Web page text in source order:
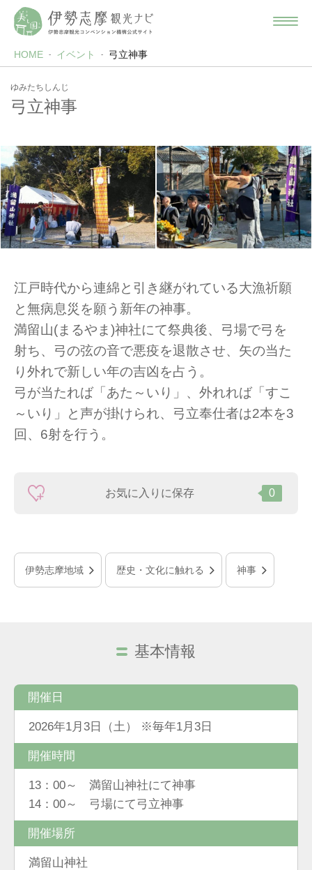
HOME イベント 弓立神事
ゆみたちしんじ
弓立神事
江戸時代から連綿と引き継がれている大漁祈願
と無病息災を願う新年の神事。
満留山(まるやま)神社にて祭典後、弓場で弓を
射ち、弓の弦の音で悪疫を退散させ、矢の当た
り外れで新しい年の吉凶を占う。
弓が当たれば「あた～いり」、外れれば「すこ
～いり」と声が掛けられ、弓立奉仕者は2本を3
回、6射を行う。
お気に入りに保存 0
伊勢志摩地域 歴史・文化に触れる 神事
基本情報
開催日
2026年1月3日（土） ※毎年1月3日
開催時間
13：00～ 満留山神社にて神事
14：00～ 弓場にて弓立神事
開催場所
満留山神社